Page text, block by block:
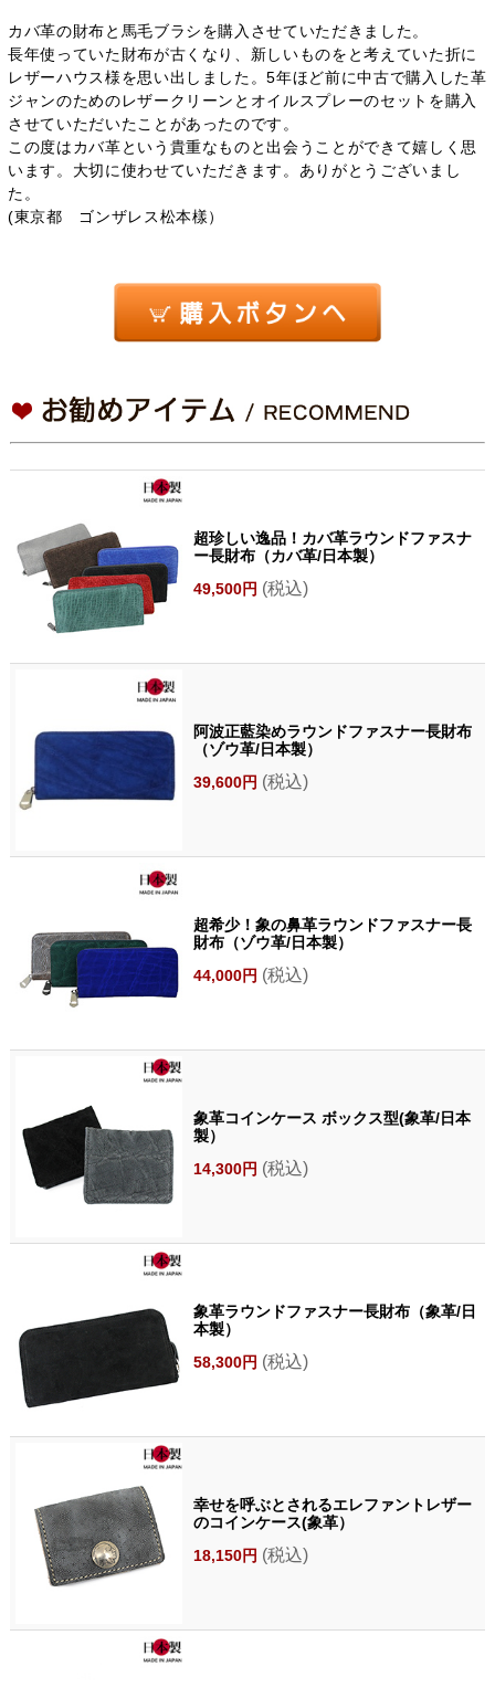
カバ革の財布と馬毛ブラシを購入させていただきました。
長年使っていた財布が古くなり、新しいものをと考えていた折に
レザーハウス様を思い出しました。5年ほど前に中古で購入した革
ジャンのためのレザークリーンとオイルスプレーのセットを購入
させていただいたことがあったのです。
この度はカバ革という貴重なものと出会うことができて嬉しく思
います。大切に使わせていただきます。ありがとうございまし
た。
(東京都 ゴンザレス松本樣）
超珍しい逸品！カバ革ラウンドファスナ
ー長財布（カバ革/日本製）
49,500円 (税込)
阿波正藍染めラウンドファスナー長財布
（ゾウ革/日本製）
39,600円 (税込)
超希少！象の鼻革ラウンドファスナー長
財布（ゾウ革/日本製）
44,000円 (税込)
象革コインケース ボックス型(象革/日本
製）
14,300円 (税込)
象革ラウンドファスナー長財布（象革/日
本製）
58,300円 (税込)
幸せを呼ぶとされるエレファントレザー
のコインケース(象革）
18,150円 (税込)